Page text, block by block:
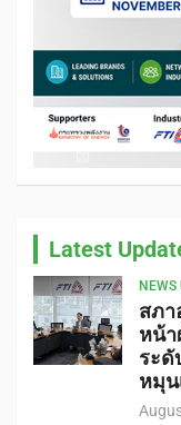
Latest
NEWS
สภา
หน้า
ระดั
หมุน